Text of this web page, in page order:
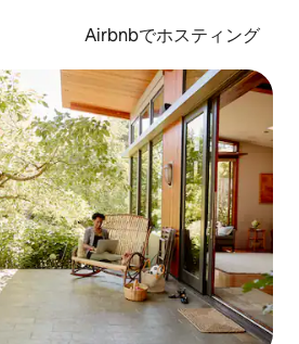
Airbnbでホスティング